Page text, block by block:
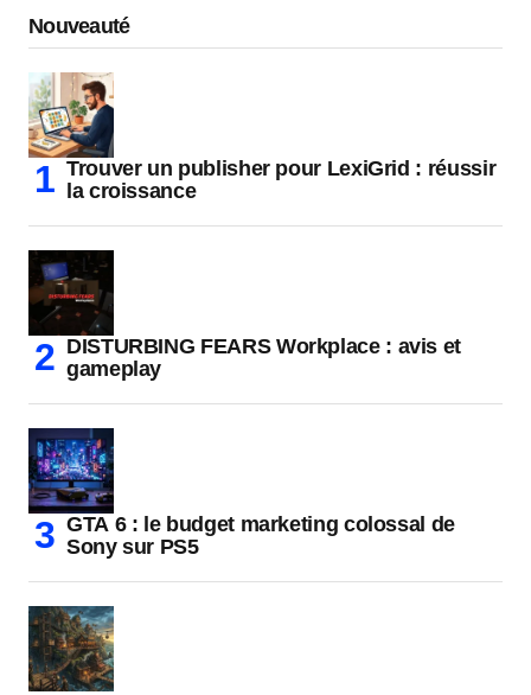
Nouveauté
Trouver un publisher pour LexiGrid : réussir
la croissance
DISTURBING FEARS Workplace : avis et
gameplay
GTA 6 : le budget marketing colossal de
Sony sur PS5